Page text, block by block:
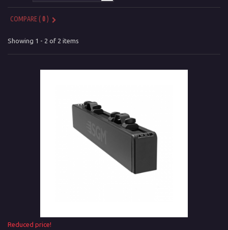
COMPARE (0)
Showing 1 - 2 of 2 items
Reduced price!